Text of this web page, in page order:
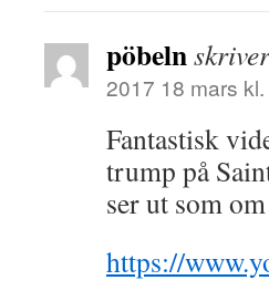
pöbeln
2017 18 mars
Fantastisk
trump på
ser ut som
https://